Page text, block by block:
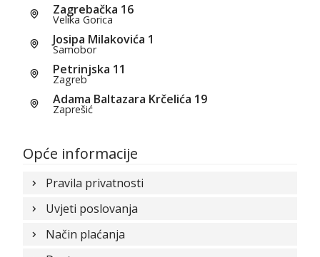
Zagrebačka 16
Velika Gorica
Josipa Milakovića 1
Samobor
Petrinjska 11
Zagreb
Adama Baltazara Krčelića 19
Zaprešić
Opće informacije
Pravila privatnosti
Uvjeti poslovanja
Način plaćanja